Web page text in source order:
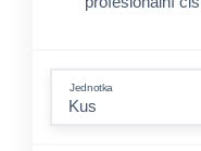
Jedinečné
organické
Jednotka